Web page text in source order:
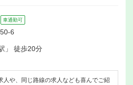
車通勤可
6
」 徒歩20分
人や、同じ路線の求人なども喜んでご紹